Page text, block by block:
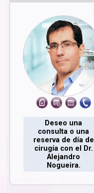
Deseo una
consulta o una
reserva de día de
cirugía con el Dr.
Alejandro
Nogueira.